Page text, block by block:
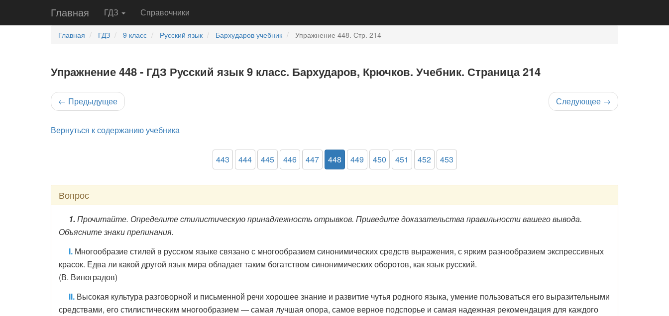
Главная ГДЗ Справочники
Главная ГДЗ 9 класс Русский язык Бархударов учебник Упражнение 448. Стр. 214
Упражнение 448 - ГДЗ Русский язык 9 класс. Бархударов, Крючков. Учебник. Страница 214
← Предыдущее Следующее →
Вернуться к содержанию учебника
443 444 445 446 447 448 449 450 451 452 453
Вопрос
1. Прочитайте. Определите стилистическую принадлежность отрывков. Приведите доказательства правильности вашего вывода.
Объясните знаки препинания.
I. Многообразие стилей в русском языке связано с многообразием синонимических средств выражения, с ярким разнообразием экспрессивных
красок. Едва ли какой другой язык мира обладает таким богатством синонимических оборотов, как язык русский.
(В. Виноградов)
II. Высокая культура разговорной и письменной речи хорошее знание и развитие чутья родного языка, умение пользоваться его выразительными
средствами, его стилистическим многообразием — самая лучшая опора, самое верное подспорье и самая надежная рекомендация для каждого